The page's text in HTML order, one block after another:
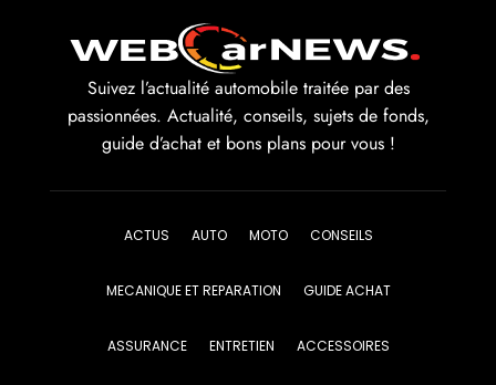
Suivez l’actualité automobile traitée par des
passionnées. Actualité, conseils, sujets de fonds,
guide d’achat et bons plans pour vous !
ACTUS AUTO MOTO CONSEILS
MECANIQUE ET REPARATION GUIDE ACHAT
ASSURANCE ENTRETIEN ACCESSOIRES